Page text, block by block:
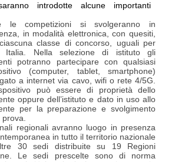
introdotte alcune importanti
le competizioni si svolgeranno in
in modalità elettronica, con quesiti,
classe di concorso, uguali per
Italia. Nella selezione di istituto gli
potranno partecipare con qualsiasi
(computer, tablet, smartphone)
a internet via cavo, wifi o rete 4/5G.
può essere di proprietà dello
oppure dell’istituto e dato in uso allo
per la preparazione e svolgimento
prova.
regionali avranno luogo in presenza
in tutto il territorio nazionale
30 sedi distribuite su 19 Regioni
Le sedi prescelte sono di norma